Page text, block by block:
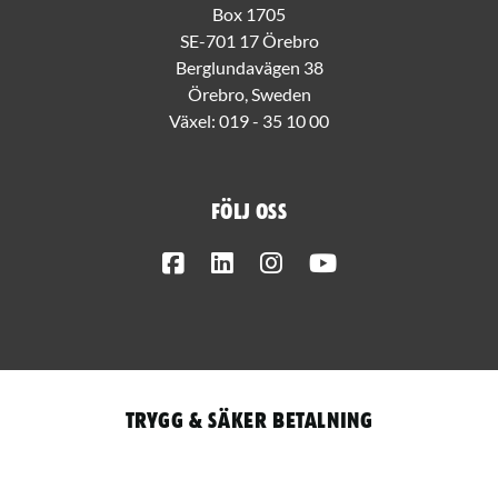
Box 1705
SE-701 17 Örebro
Berglundavägen 38
Örebro, Sweden
Växel: 019 - 35 10 00
Följ oss
FacebookLinkedInInstagram
Trygg & säker betalning